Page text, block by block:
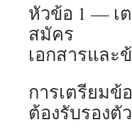
หัวข้อ 1 — เ
สมัคร
เอกสารและ
การเตรียม
ต้องรับรองตั